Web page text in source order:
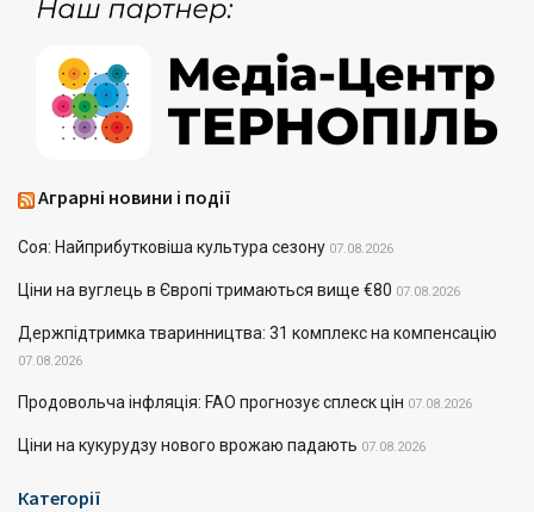
Аграрні новини і події
Соя: Найприбутковіша культура сезону 07.08.2026
Ціни на вуглець в Європі тримаються вище €80 07.08.2026
Держпідтримка тваринництва: 31 комплекс на компенсацію
07.08.2026
Продовольча інфляція: FAO прогнозує сплеск цін 07.08.2026
Ціни на кукурудзу нового врожаю падають 07.08.2026
Категорії